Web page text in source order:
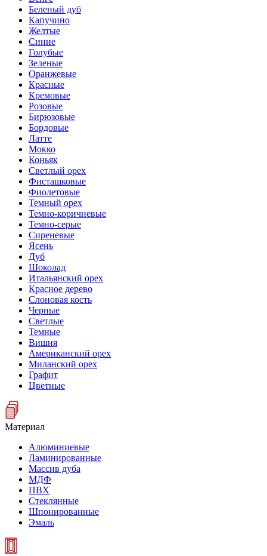
Беленый дуб
Капучино
Желтые
Синие
Голубые
Зеленые
Оранжевые
Красные
Кремовые
Розовые
Бирюзовые
Бордовые
Латте
Мокко
Коньяк
Светлый орех
Фисташковые
Фиолетовые
Темный орех
Темно-коричневые
Темно-серые
Сиреневые
Ясень
Дуб
Шоколад
Итальянский орех
Красное дерево
Слоновая кость
Черные
Светлые
Темные
Вишня
Американский орех
Миланский орех
Графит
Цветные
Материал
Алюминиевые
Ламинированные
Массив дуба
МДФ
ПВХ
Стеклянные
Шпонированные
Эмаль